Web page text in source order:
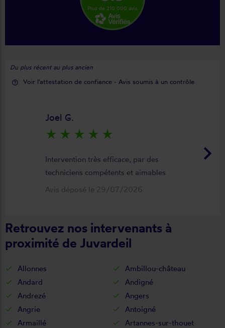
Plus de 210 000 avis
Du plus récent au plus ancien
help_outline Voir l'attestation de confiance - Avis soumis à un contrôle
keyboard_arrow_right
Joel G.
star_rate star_rate star_rate star_rate star_rate
Intervention très efficace, par des
techniciens compétents et aimables
Avis déposé le 29/07/2026
Retrouvez nos intervenants à
proximité de Juvardeil
Allonnes
Ambillou-château
Andard
Andigné
Andrezé
Angers
Angrie
Antoigné
Armaillé
Artannes-sur-thouet